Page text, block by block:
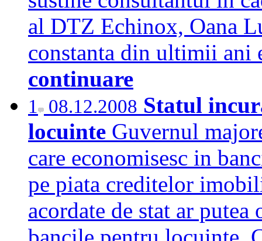
al DTZ Echinox, Oana
constanta din ultimii
continuare
1 08.12.2008 Statul
locuinte Guvernul
care economisesc in
pe piata creditelor
acordate de stat ar